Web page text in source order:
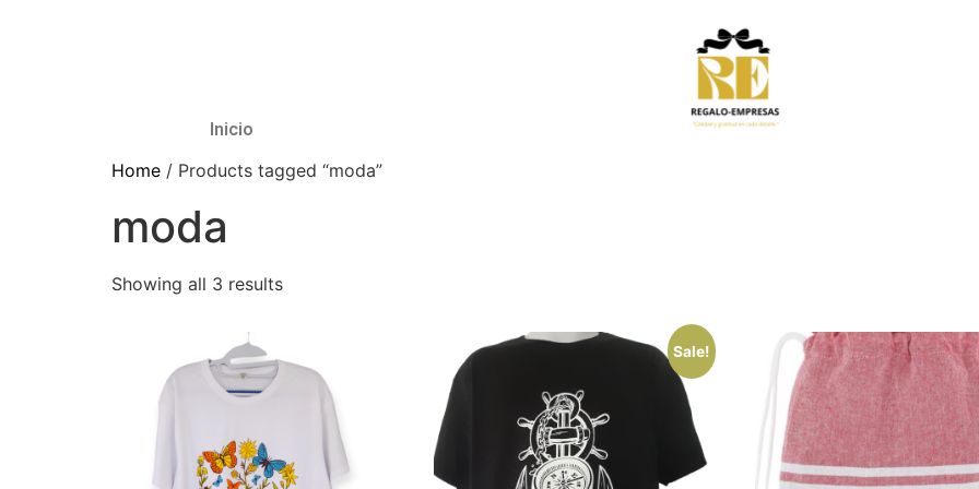
Inicio
Home / Products tagged “moda”
moda
Showing all 3 results
Sale!